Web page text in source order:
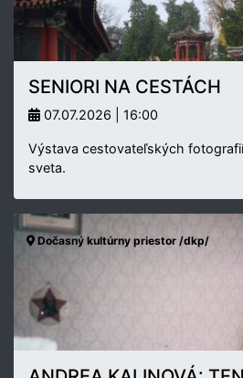
SENIORI NA CESTÁCH
07.07.2026 | 16:00
Výstava cestovateľských
sveta.
Dočasný kultúrny priestor /dkp/